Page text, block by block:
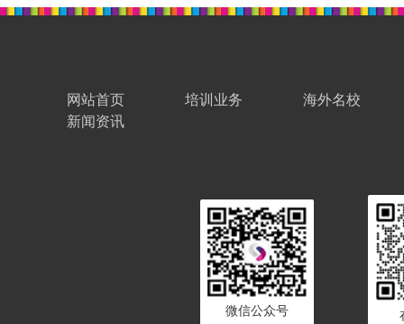
网站首页 培训业务
海外名校
新闻资讯
微信公众号